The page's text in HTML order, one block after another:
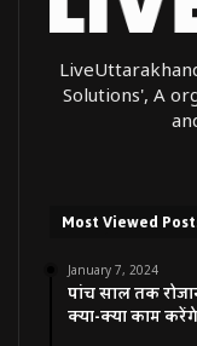
Solutions', A
Most Viewed
January 7, 2024
पांच साल तक
क्या-क्या काम